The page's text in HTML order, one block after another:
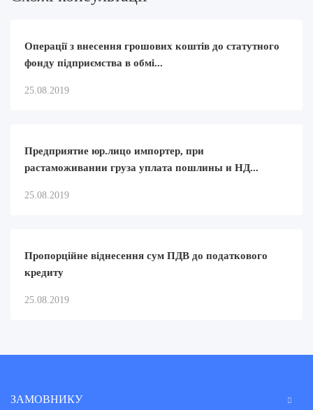
Операції з внесення грошових коштів до статутного
фонду підприємства в обмі...
25.08.2019
Предприятие юр.лицо импортер, при
растаможивании груза уплата пошлины и НД...
25.08.2019
Пропорційне віднесення сум ПДВ до податкового
кредиту
25.08.2019
ЗАМОВНИКУ